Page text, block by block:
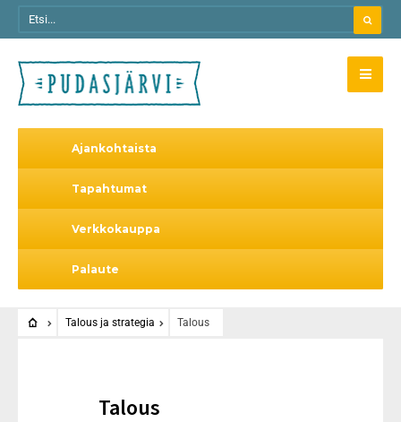
Ajankohtaista
Tapahtumat
Verkkokauppa
Palaute
Talous ja strategia Talous
Talous